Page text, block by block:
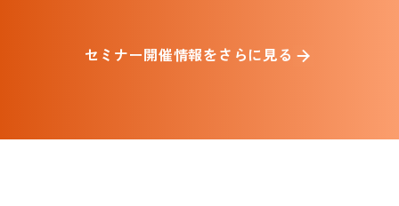
セミナー開催情報をさらに見る